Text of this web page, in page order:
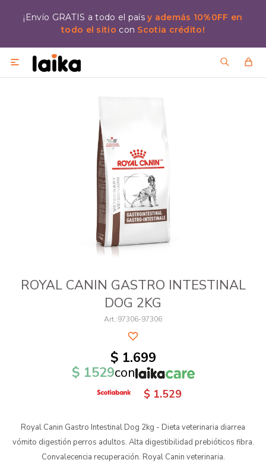
¡Envío GRATIS a todo el paísy además 10%0FF en
todo el sitio con Scotia crédito!

ROYAL CANIN GASTRO INTESTINAL
DOG 2KG
97306-97306
$ 1.699
$ 1529con
$ 1.529
Royal Canin Gastro Intestinal Dog 2kg - Dieta veterinaria diarrea
vómito digestión perros adultos. Alta digestibilidad prebióticos fibra.
Convalecencia recuperación. Royal Canin veterinaria.